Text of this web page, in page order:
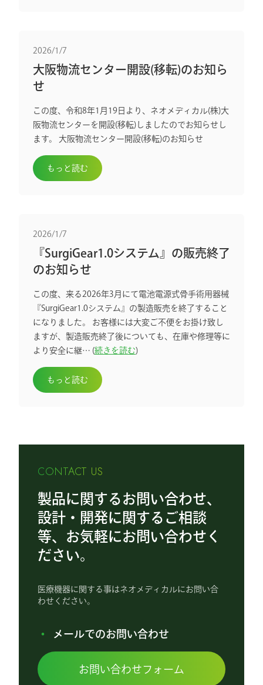
2026/1/7
大阪物流センター開設(移転)のお知ら
せ
この度、令和8年1月19日より、ネオメディカル(株)大
阪物流センターを開設(移転)しましたのでお知らせし
ます。 大阪物流センター開設(移転)のお知らせ
もっと読む
2026/1/7
『SurgiGear1.0システム』の販売終了
のお知らせ
この度、来る2026年3月にて電池電源式骨手術用器械
『SurgiGear1.0システム』の製造販売を終了すること
になりました。 お客様には大変ご不便をお掛け致し
ますが、製造販売終了後についても、在庫や修理等に
より安全に継… (続きを読む)
もっと読む
CONTACT US
製品に関するお問い合わせ、
設計・開発に関するご相談
等、お気軽にお問い合わせく
ださい。
医療機器に関する事はネオメディカルにお問い合
わせください。
メールでのお問い合わせ
お問い合わせフォーム